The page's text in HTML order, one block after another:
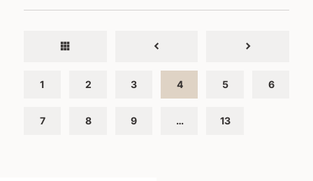
apps chevron_left chevron_right
1 2 3 4 5 6
7 8 9 … 13